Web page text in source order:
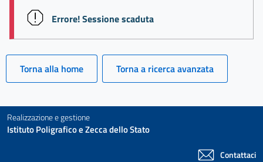
session id:
Errore! Sessione scaduta
Torna alla home Torna a ricerca avanzata
Realizzazione e gestione
Istituto Poligrafico e Zecca dello Stato
Contattaci